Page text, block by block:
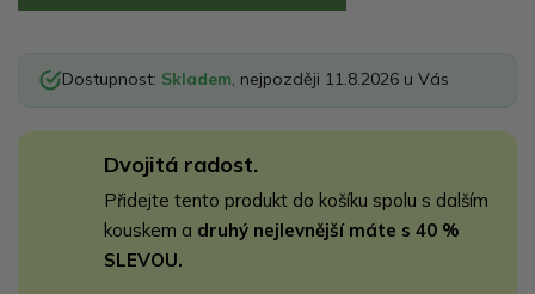
Dostupnost: Skladem, nejpozději 11.8.2026 u Vás
Dvojitá radost.
Přidejte tento produkt do košíku spolu s dalším
kouskem a druhý nejlevnější máte s 40 %
SLEVOU.